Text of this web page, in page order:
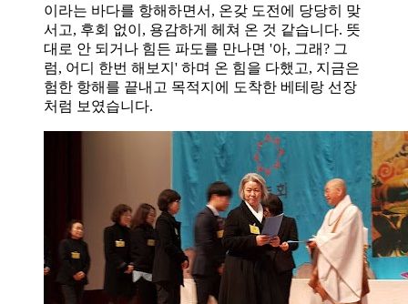
이라는 바다를 항해하면서, 온갖 도전에 당당히 맞
서고, 후회 없이, 용감하게 헤쳐 온 것 같습니다. 뜻
대로 안 되거나 힘든 파도를 만나면 '아, 그래? 그
럼, 어디 한번 해보지' 하며 온 힘을 다했고, 지금은
험한 항해를 끝내고 목적지에 도착한 베테랑 선장
처럼 보였습니다.